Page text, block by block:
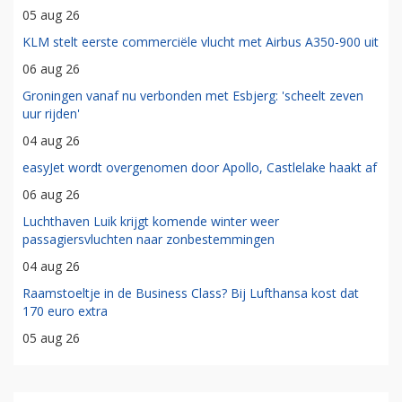
05 aug 26
KLM stelt eerste commerciële vlucht met Airbus A350-900 uit
06 aug 26
Groningen vanaf nu verbonden met Esbjerg: 'scheelt zeven
uur rijden'
04 aug 26
easyJet wordt overgenomen door Apollo, Castlelake haakt af
06 aug 26
Luchthaven Luik krijgt komende winter weer
passagiersvluchten naar zonbestemmingen
04 aug 26
Raamstoeltje in de Business Class? Bij Lufthansa kost dat
170 euro extra
05 aug 26